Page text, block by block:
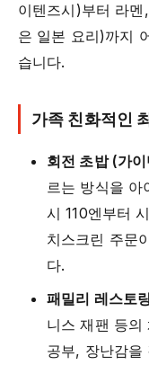
이텐즈시)부터 라
은 일본 요리)까지
습니다.
가족 친화적인
회전 초밥 (가
르는 방식을 아
시 110엔부터
치스크린 주문
다.
패밀리 레스토
니스 재팬 등의
공부, 장난감을